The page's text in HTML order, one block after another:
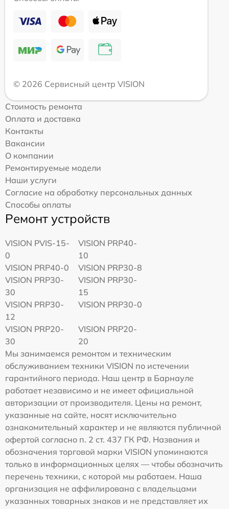
© 2026 Сервисный центр VISION
Стоимость ремонта
Оплата и доставка
Контакты
Вакансии
О компании
Ремонтируемые модели
Наши услуги
Согласие на обработку персональных данных
Способы оплаты
Ремонт устройств
VISION PVIS-15-
0
VISION PRP40-
10
VISION PRP40-0
VISION PRP30-8
VISION PRP30-
30
VISION PRP30-
15
VISION PRP30-
12
VISION PRP30-0
VISION PRP20-
30
VISION PRP20-
20
Мы занимаемся ремонтом и техническим
обслуживанием техники VISION по истечении
гарантийного периода. Наш центр в Барнауле
работает независимо и не имеет официальной
авторизации от производителя. Цены на ремонт,
указанные на сайте, носят исключительно
ознакомительный характер и не являются публичной
офертой согласно п. 2 ст. 437 ГК РФ. Названия и
обозначения торговой марки VISION упоминаются
только в информационных целях — чтобы обозначить
перечень техники, с которой мы работаем. Наша
организация не аффилирована с владельцами
указанных товарных знаков и не представляет их